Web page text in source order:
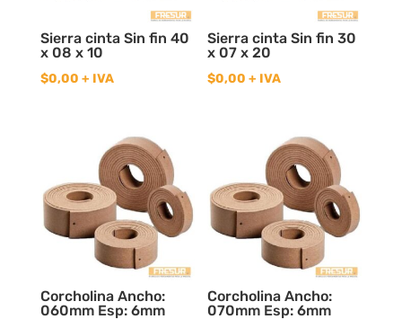
Sierra cinta Sin fin 40
x 08 x 10
$0,00 + IVA
Sierra cinta Sin fin 30
x 07 x 20
$0,00 + IVA
Corcholina Ancho:
060mm Esp: 6mm
Corcholina Ancho:
070mm Esp: 6mm